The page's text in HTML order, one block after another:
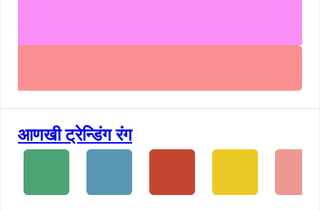
आणखी ट्रेन्डिंग रंग